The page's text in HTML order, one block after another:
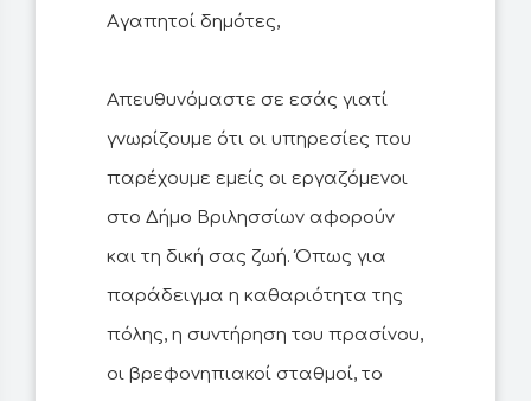
Αγαπητοί δημότες,
Απευθυνόμαστε σε εσάς γιατί
γνωρίζουμε ότι οι υπηρεσίες που
παρέχουμε εμείς οι εργαζόμενοι
στο Δήμο Βριλησσίων αφορούν
και τη δική σας ζωή. Όπως για
παράδειγμα η καθαριότητα της
πόλης, η συντήρηση του πρασίνου,
οι βρεφονηπιακοί σταθμοί, το